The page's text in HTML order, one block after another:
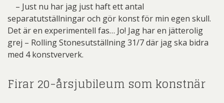
– Just nu har jag just haft ett antal
separatutställningar och gör konst för min egen skull.
Det är en experimentell fas… Jo! Jag har en jätterolig
grej – Rolling Stonesutställning 31/7 där jag ska bidra
med 4 konstververk.
Firar 20-årsjubileum som konstnär